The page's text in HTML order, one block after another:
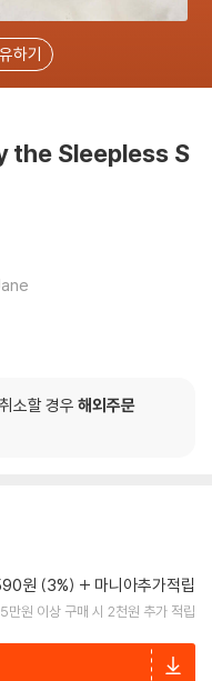
하기
the Sleepless S
소할 경우 해외주문
원 (3%) 마니아추가적립
5만원 이상 구매 시 2천원 추가 적립